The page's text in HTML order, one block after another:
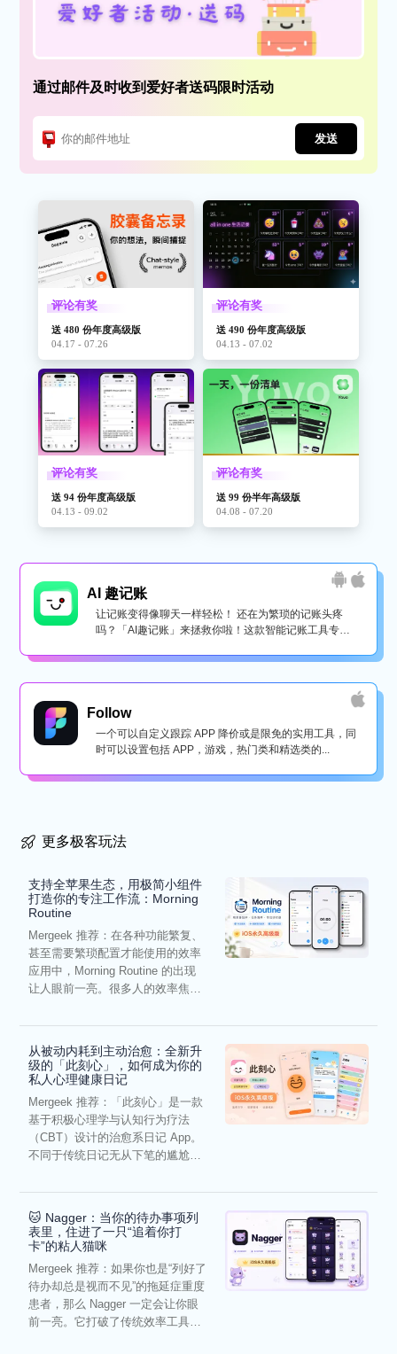
通过邮件及时收到爱好者送码限时活动
发送
评论有奖
送 480 份年度高级版
04.17 - 07.26
评论有奖
送 490 份年度高级版
04.13 - 07.02
评论有奖
送 94 份年度高级版
04.13 - 09.02
评论有奖
送 99 份半年高级版
04.08 - 07.20
AI 趣记账
让记账变得像聊天一样轻松！ 还在为繁琐的记账头疼
吗？「AI趣记账」来拯救你啦！这款智能记账工具专为
Follow
一个可以自定义跟踪 APP 降价或是限免的实用工具，同
时可以设置包括 APP，游戏，热门类和精选类的...
更多极客玩法
支持全苹果生态，用极简小组件
打造你的专注工作流：Morning
Routine
Mergeek 推荐：在各种功能繁复、
甚至需要繁琐配置才能使用的效率
应用中，Morning Routine 的出现
让人眼前一亮。很多人的效率焦
从被动内耗到主动治愈：全新升
级的「此刻心」，如何成为你的
私人心理健康日记
Mergeek 推荐：「此刻心」是一款
基于积极心理学与认知行为疗法
（CBT）设计的治愈系日记 App。
不同于传统日记无从下笔的尴尬，
🐱 Nagger：当你的待办事项列
表里，住进了一只“追着你打
卡”的粘人猫咪
Mergeek 推荐：如果你也是“列好了
待办却总是视而不见”的拖延症重度
患者，那么 Nagger 一定会让你眼
前一亮。它打破了传统效率工具冰